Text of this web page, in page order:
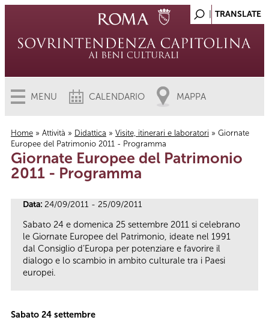
MENU CALENDARIO MAPPA
Tu sei qui
Home » Attività » Didattica » Visite, itinerari e laboratori » Giornate
Europee del Patrimonio 2011 - Programma
Giornate Europee del Patrimonio
2011 - Programma
Data: 24/09/2011 - 25/09/2011
Sabato 24 e domenica 25 settembre 2011 si celebrano
le Giornate Europee del Patrimonio, ideate nel 1991
dal Consiglio d’Europa per potenziare e favorire il
dialogo e lo scambio in ambito culturale tra i Paesi
europei.
Sabato 24 settembre